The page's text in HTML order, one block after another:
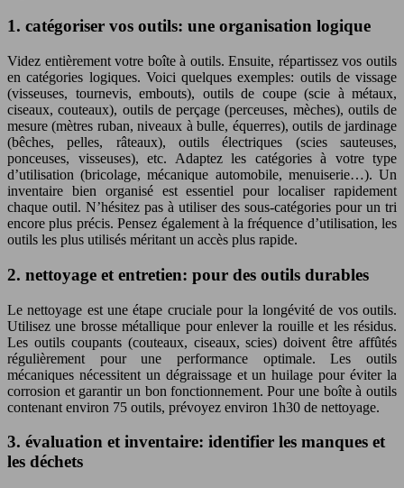
1. catégoriser vos outils: une organisation logique
Videz entièrement votre boîte à outils. Ensuite, répartissez vos outils
en catégories logiques. Voici quelques exemples: outils de vissage
(visseuses, tournevis, embouts), outils de coupe (scie à métaux,
ciseaux, couteaux), outils de perçage (perceuses, mèches), outils de
mesure (mètres ruban, niveaux à bulle, équerres), outils de jardinage
(bêches, pelles, râteaux), outils électriques (scies sauteuses,
ponceuses, visseuses), etc. Adaptez les catégories à votre type
d’utilisation (bricolage, mécanique automobile, menuiserie…). Un
inventaire bien organisé est essentiel pour localiser rapidement
chaque outil. N’hésitez pas à utiliser des sous-catégories pour un tri
encore plus précis. Pensez également à la fréquence d’utilisation, les
outils les plus utilisés méritant un accès plus rapide.
2. nettoyage et entretien: pour des outils durables
Le nettoyage est une étape cruciale pour la longévité de vos outils.
Utilisez une brosse métallique pour enlever la rouille et les résidus.
Les outils coupants (couteaux, ciseaux, scies) doivent être affûtés
régulièrement pour une performance optimale. Les outils
mécaniques nécessitent un dégraissage et un huilage pour éviter la
corrosion et garantir un bon fonctionnement. Pour une boîte à outils
contenant environ 75 outils, prévoyez environ 1h30 de nettoyage.
3. évaluation et inventaire: identifier les manques et
les déchets